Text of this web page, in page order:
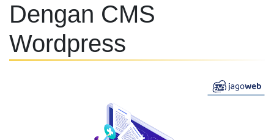
Dengan CMS
Wordpress